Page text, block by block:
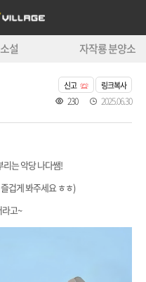
소설 자작룡 분양소
신고 링크복사
230 2025.06.30
는 악당 나다쌤!
겁게 봐주세요 ㅎㅎ)
고~